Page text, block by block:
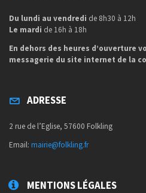
Du lundi au vendredi de 8h30 à 12h
Le mardi de 16h à 18h
En dehors des heures d’ouverture
messagerie du site internet de la
ADRESSE
2 rue de l’Eglise, 57600 Folkling
Email: mairie@folkling.fr
MENTIONS LÉGALES